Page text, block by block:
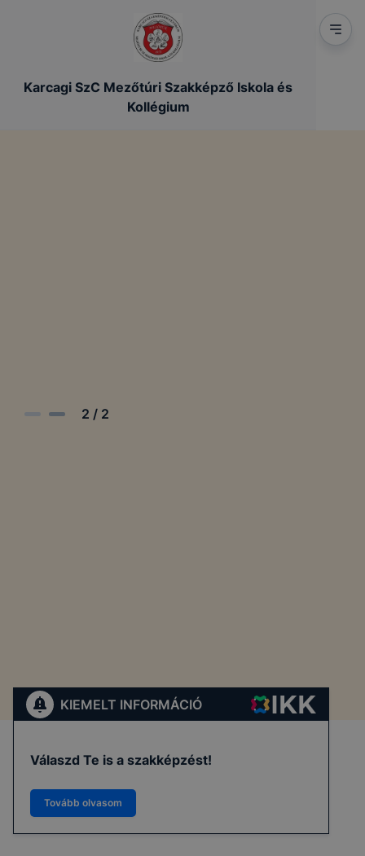
Karcagi SzC Mezőtúri Szakképző Iskola és
Kollégium
2 / 2
KIEMELT INFORMÁCIÓ
Válaszd Te is a szakképzést!
Tovább olvasom